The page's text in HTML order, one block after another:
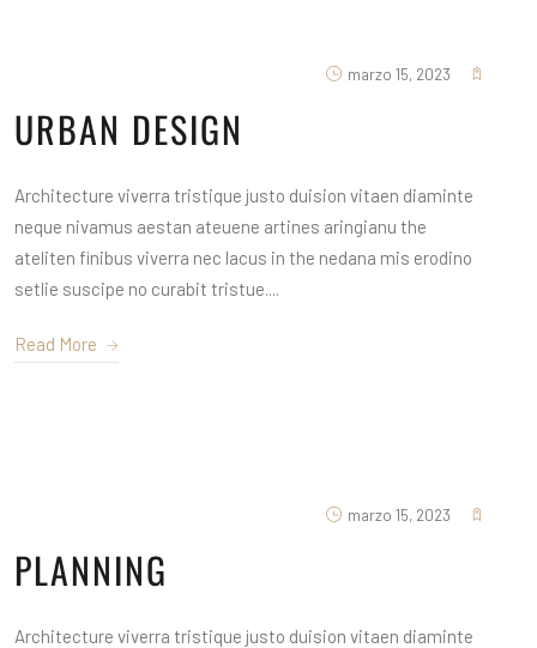
marzo 15, 2023
URBAN DESIGN
Architecture viverra tristique justo duision vitaen diaminte
neque nivamus aestan ateuene artines aringianu the
ateliten finibus viverra nec lacus in the nedana mis erodino
setlie suscipe no curabit tristue....
Read More
marzo 15, 2023
PLANNING
Architecture viverra tristique justo duision vitaen diaminte